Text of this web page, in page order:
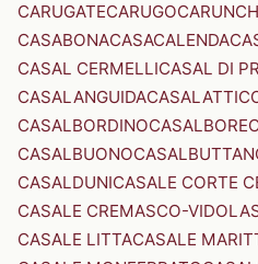
CARUGATECARUGO
CASABONACASACALENDA
CASAL CERMELLICASAL DI
CASALANGUIDA
CASALBORDINOCASALBORE
CASALBUONO
CASALDUNICASALE CORTE
CASALE CREMASCO-
CASALE LITTACASALE